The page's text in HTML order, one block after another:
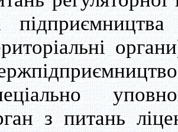
з питань